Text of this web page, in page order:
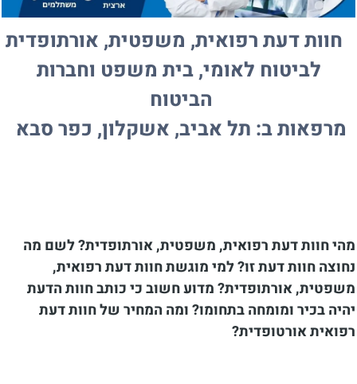
חוות דעת רפואית, משפטית, אורתופדית
לביטוח לאומי, בית משפט וחברות
הביטוח
מרפאות ב: תל אביב, אשקלון, כפר סבא
מהי חוות דעת רפואית, משפטית, אורתופדית? לשם מה
נחוצה חוות דעת זו? למי מוגשת חוות דעת רפואית,
משפטית, אורתופדית? מדוע חשוב כי כותב חוות הדעת
יהיה בכיר ומומחה בתחומו? ומה המחיר של חוות דעת
רפואית אורטופדית?